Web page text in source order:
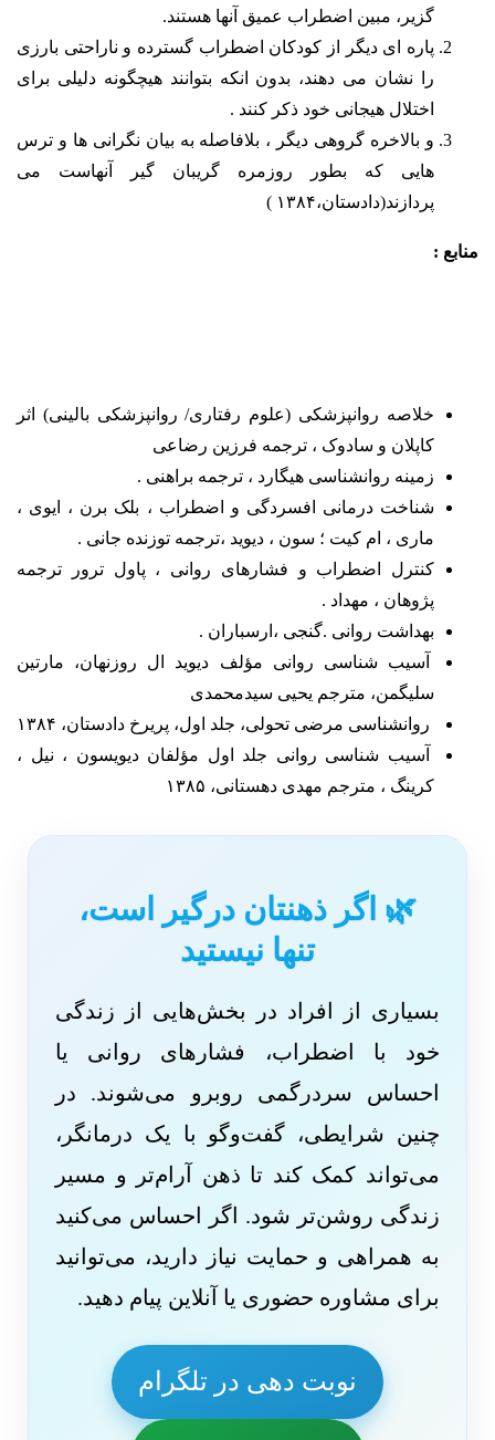
گزیر، مبین اضطراب عمیق آنها هستند.
پاره ای دیگر از کودکان اضطراب گسترده و ناراحتی بارزی
را نشان می دهند، بدون انکه بتوانند هیچگونه دلیلی برای
اختلال هیجانی خود ذکر کنند .
و بالاخره گروهی دیگر ، بلافاصله به بیان نگرانی ها و ترس
هایی که بطور روزمره گریبان گیر آنهاست می
پردازند(دادستان،۱۳۸۴ )
منابع :
خلاصه روانپزشکی (علوم رفتاری/ روانپزشکی بالینی) اثر
کاپلان و سادوک ، ترجمه فرزین رضاعی
زمینه روانشناسی هیگارد ، ترجمه براهنی .
شناخت درمانی افسردگی و اضطراب ، بلک برن ، ایوی ،
ماری ، ام کیت ؛ سون ، دیوید ،ترجمه توزنده جانی .
کنترل اضطراب و فشارهای روانی ، پاول ترور ترجمه
پژوهان ، مهداد .
بهداشت روانی .گنجی ، ارسباران .
آسیب شناسی روانی مؤلف دیوید ال روزنهان، مارتین
سلیگمن، مترجم یحیی سیدمحمدی
روانشناسی مرضی تحولی، جلد اول، پریرخ دادستان، ۱۳۸۴
آسیب شناسی روانی جلد اول مؤلفان دیویسون ، نیل ،
کرینگ ، مترجم مهدی دهستانی، ۱۳۸۵
🌿 اگر ذهنتان درگیر است،
تنها نیستید
بسیاری از افراد در بخش‌هایی از زندگی
خود با اضطراب، فشارهای روانی یا
احساس سردرگمی روبرو می‌شوند. در
چنین شرایطی، گفت‌وگو با یک درمانگر،
می‌تواند کمک کند تا ذهن آرام‌تر و مسیر
زندگی روشن‌تر شود. اگر احساس می‌کنید
به همراهی و حمایت نیاز دارید، می‌توانید
برای مشاوره حضوری یا آنلاین پیام دهید.
نوبت دهی در تلگرام